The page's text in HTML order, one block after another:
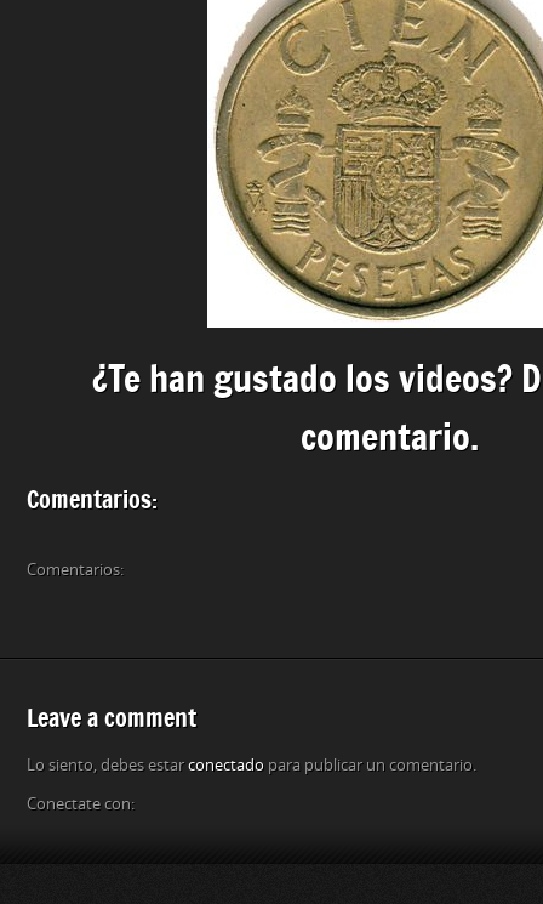
¿Te han gustado los videos?
comentario.
Comentarios:
Comentarios:
Leave a comment
Lo siento, debes estarconectado para publicar un comentario.
Conectate con: